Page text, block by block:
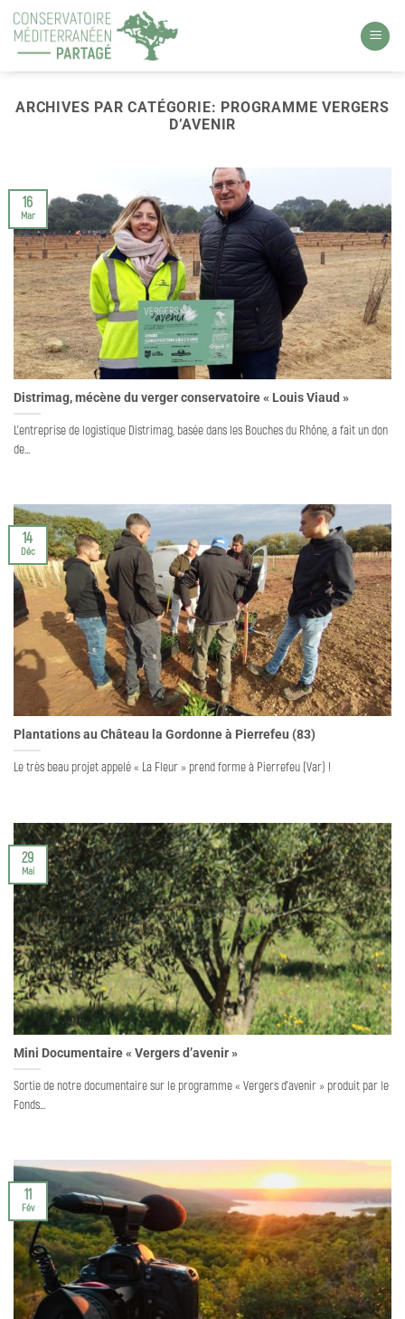
ARCHIVES PAR CATÉGORIE: PROGRAMME VERGERS
D’AVENIR
Distrimag, mécène du verger conservatoire « Louis Viaud »
L'entreprise de logistique Distrimag, basée dans les Bouches du Rhône, a fait un don
de...
16
Mar
Plantations au Château la Gordonne à Pierrefeu (83)
Le très beau projet appelé « La Fleur » prend forme à Pierrefeu (Var) !
14
Déc
Mini Documentaire « Vergers d’avenir »
Sortie de notre documentaire sur le programme « Vergers d’avenir » produit par le
Fonds...
29
Mai
11
Fév